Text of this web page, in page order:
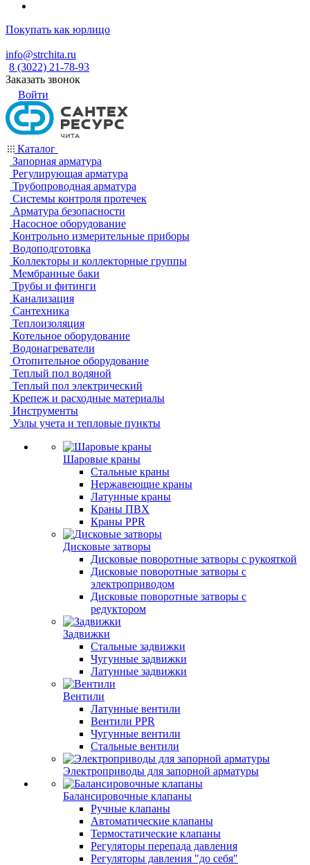
Покупать как юрлицо
info@strchita.ru
8 (3022) 21-78-93
Заказать звонок
Войти
Каталог
Запорная арматура
Регулирующая арматура
Трубопроводная арматура
Системы контроля протечек
Арматура безопасности
Насосное оборудование
Контрольно измерительные приборы
Водоподготовка
Коллекторы и коллекторные группы
Мембранные баки
Трубы и фитинги
Канализация
Сантехника
Теплоизоляция
Котельное оборудование
Водонагреватели
Отопительное оборудование
Теплый пол водяной
Теплый пол электрический
Крепеж и расходные материалы
Инструменты
Узлы учета и тепловые пункты
Шаровые краны
Стальные краны
Нержавеющие краны
Латунные краны
Краны ПВХ
Краны PPR
Дисковые затворы
Дисковые поворотные затворы с рукояткой
Дисковые поворотные затворы с
электроприводом
Дисковые поворотные затворы с
редуктором
Задвижки
Стальные задвижки
Чугунные задвижки
Латунные задвижки
Вентили
Латунные вентили
Вентили PPR
Чугунные вентили
Стальные вентили
Электроприводы для запорной арматуры
Балансировочные клапаны
Ручные клапаны
Автоматические клапаны
Термостатические клапаны
Регуляторы перепада давления
Регуляторы давления "до себя"